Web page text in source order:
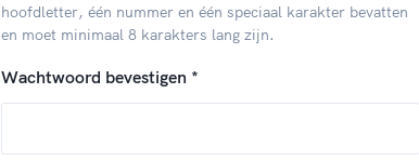
hoofdletter, één nummer en één speciaal karakter bevatten
en moet minimaal 8 karakters lang zijn.
Wachtwoord bevestigen *